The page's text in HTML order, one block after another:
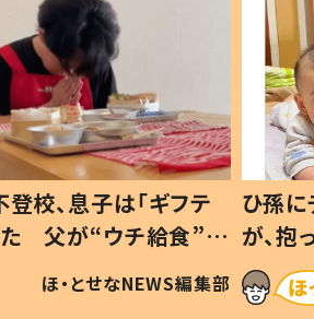
校、息子は「ギフテ
た 父が“ウチ給食”を
理由とは #令和の親
ほ・とせなNEWS編集部
ひ孫
が、
「涙が
い」